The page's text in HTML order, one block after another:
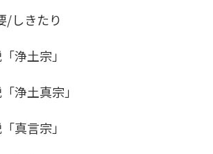
/しきたり
浄土宗」
浄土真宗」
真言宗」